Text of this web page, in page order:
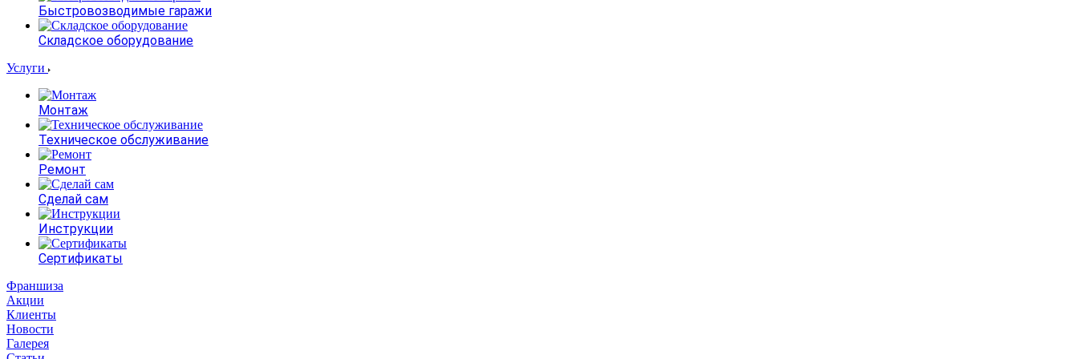
Быстровозводимые гаражи
Складское оборудование
Услуги
Монтаж
Техническое обслуживание
Ремонт
Сделай сам
Инструкции
Сертификаты
Франшиза
Акции
Клиенты
Новости
Галерея